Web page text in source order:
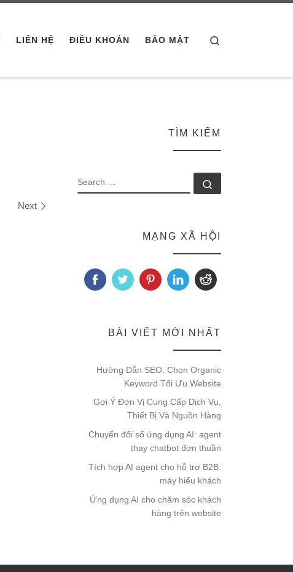
LIÊN HỆ ĐIỀU KHOẢN BẢO MẬT
Next
TÌM KIẾM
SEARCH
MẠNG XÃ HỘI
BÀI VIẾT MỚI NHẤT
Hướng Dẫn SEO: Chọn Organic
Keyword Tối Ưu Website
Gợi Ý Đơn Vị Cung Cấp Dịch Vụ,
Thiết Bị Và Nguồn Hàng
Chuyển đổi số ứng dụng AI: agent
thay chatbot đơn thuần
Tích hợp AI agent cho hỗ trợ B2B:
máy hiểu khách
Ứng dụng AI cho chăm sóc khách
hàng trên website